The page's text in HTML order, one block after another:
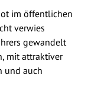
im öffentlichen
verwies
gewandelt
mit attraktiver
und auch